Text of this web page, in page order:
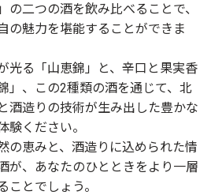
の二つの酒を飲み比べることで、
の魅力を堪能することができま
光る「山恵錦」と、辛口と果実香
」、この2種類の酒を通じて、北
酒造りの技術が生み出した豊かな
験ください。
の恵みと、酒造りに込められた情
が、あなたのひとときをより一層
ことでしょう。